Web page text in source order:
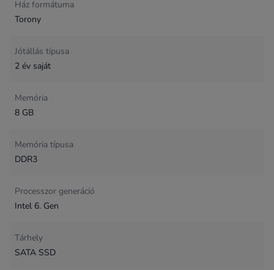
Ház formátuma
Torony
Jótállás típusa
2 év saját
Memória
8 GB
Memória típusa
DDR3
Processzor generáció
Intel 6. Gen
Tárhely
SATA SSD